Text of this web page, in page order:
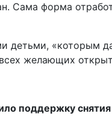
Сама форма
детьми, «которым
желающих
поддержку